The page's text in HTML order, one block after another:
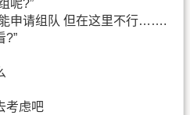
呢?”
申请组队 但在这里不行…….
?”
考虑吧